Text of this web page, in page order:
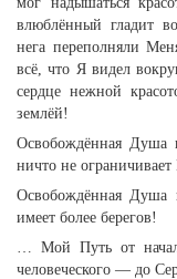
влюблённый гладит
нега переполняли
всё, что Я видел
сердце нежной
землёй!
Освобождённая Душа
ничто не ограничивает
Освобождённая Душа
имеет более берегов!
… Мой Путь от
человеческого — до